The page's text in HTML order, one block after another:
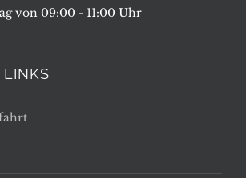
von 09:00 - 11:00 Uhr
LINKS